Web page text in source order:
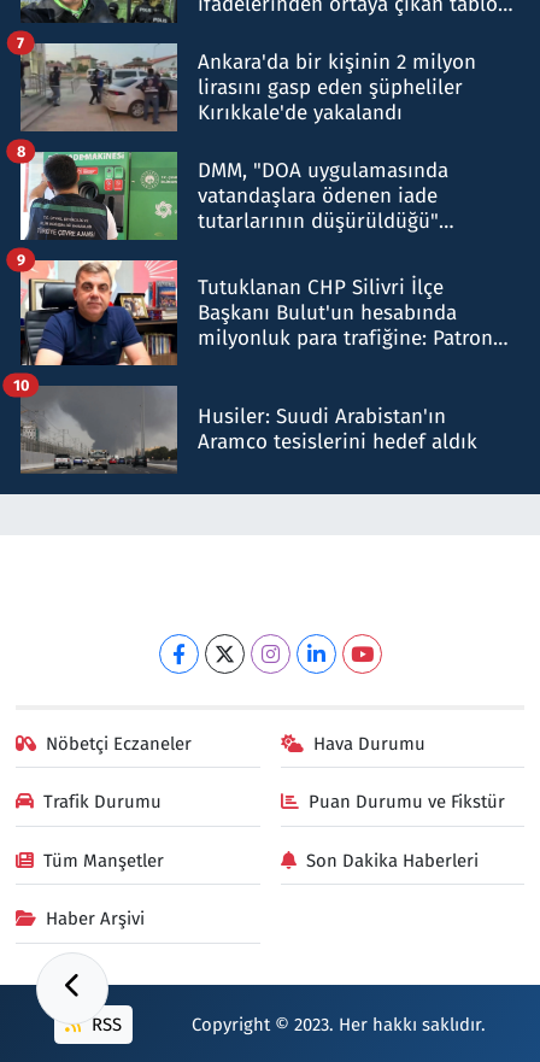
Ankara'da bir kişinin 2 milyon
lirasını gasp eden şüpheliler
Kırıkkale'de yakalandı
7
DMM, "DOA uygulamasında
vatandaşlara ödenen iade
tutarlarının düşürüldüğü"
8
Tutuklanan CHP Silivri İlçe
Başkanı Bulut'un hesabında
milyonluk para trafiğine: Patron
9
Husiler: Suudi Arabistan'ın
Aramco tesislerini hedef aldık
10
Nöbetçi Eczaneler Hava Durumu
Trafik Durumu Puan Durumu ve Fikstür
Tüm Manşetler Son Dakika Haberleri
Haber Arşivi
RSS Copyright © 2023. Her hakkı saklıdır.